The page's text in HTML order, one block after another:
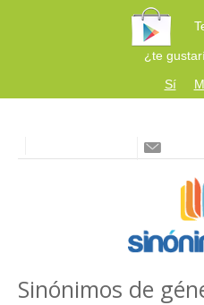
¿te
Sí
Sinónimos de